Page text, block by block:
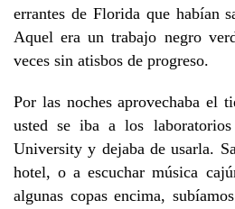
errantes de Florida que habían
Aquel era un trabajo negro
veces sin atisbos de progreso.
Por las noches aprovechaba el
usted se iba a los
University y dejaba de usarla.
hotel, o a escuchar música
algunas copas encima,